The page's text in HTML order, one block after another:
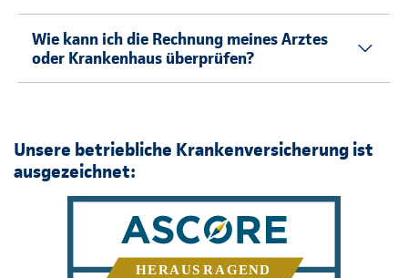
Wie kann ich die Rechnung meines Arztes
oder Krankenhaus überprüfen?
Unsere betriebliche Krankenversicherung ist
ausgezeichnet: